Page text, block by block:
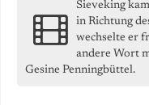
Sieveking
in Richtung
wechselte er
andere Wort
Gesine Penningbüttel.